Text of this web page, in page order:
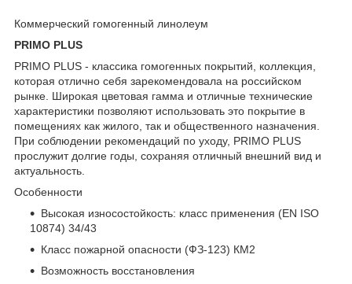
Коммерческий гомогенный линолеум
PRIMO PLUS
PRIMO PLUS - классика гомогенных покрытий, коллекция,
которая отлично себя зарекомендовала на российском
рынке. Широкая цветовая гамма и отличные технические
характеристики позволяют использовать это покрытие в
помещениях как жилого, так и общественного назначения.
При соблюдении рекомендаций по уходу, PRIMO PLUS
прослужит долгие годы, сохраняя отличный внешний вид и
актуальность.
Особенности
Высокая износостойкость: класс применения (EN ISO
10874) 34/43
Класс пожарной опасности (ФЗ-123) КМ2
Возможность восстановления